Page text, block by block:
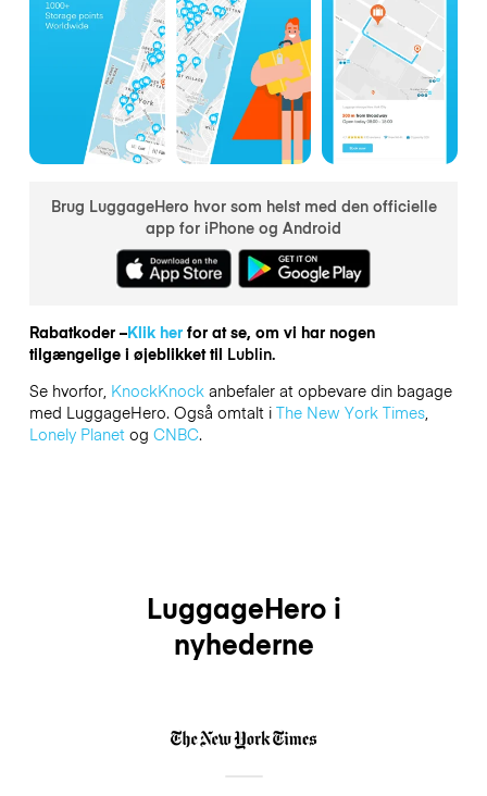
Brug LuggageHero hvor som helst med den officielle
app for iPhone og Android
Rabatkoder –Klik herfor at se, om vi har nogen
tilgængelige i øjeblikket til Lublin.
Se hvorfor, KnockKnockanbefaler at opbevare din bagage
med LuggageHero. Også omtalt i The New York Times,
Lonely Planetog CNBC.
LuggageHero i
nyhederne